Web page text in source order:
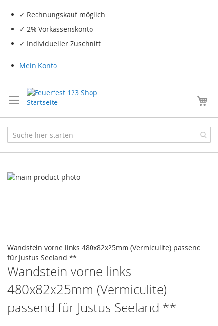
Rechnungskauf möglich
2% Vorkassenskonto
Individueller Zuschnitt
Mein Konto
Wandstein vorne links 480x82x25mm (Vermiculite) passend
für Justus Seeland **
Wandstein vorne links
480x82x25mm (Vermiculite)
passend für Justus Seeland **
Skip
gallery
to
the
beginning
of
the
images
gallery